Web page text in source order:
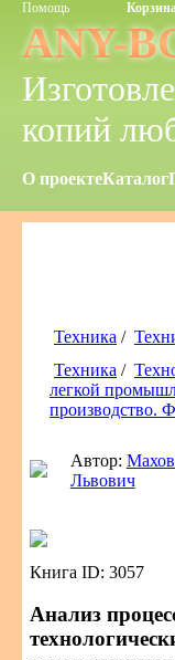
Помощь
ANY-
копий
О проектеКаталог
Техника /
Техника /
легкой
производство.
Автор:
Львович
Книга ID: 3057
Анализ